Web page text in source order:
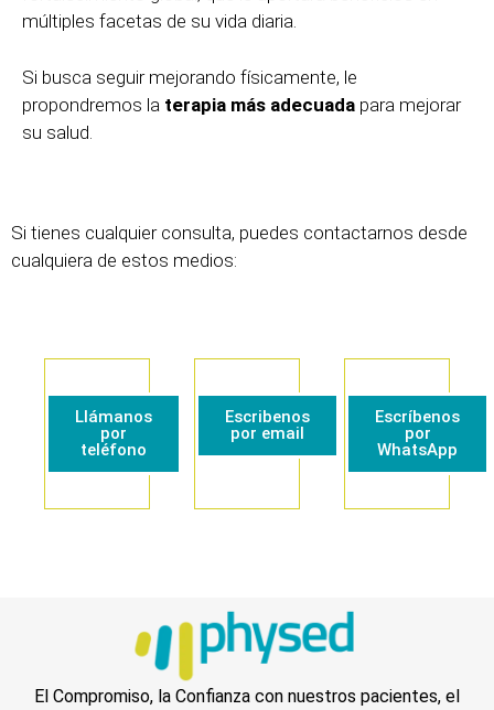
múltiples facetas de su vida diaria.
Si busca seguir mejorando físicamente, le
propondremos la terapia más adecuada para mejorar
su salud.
Si tienes cualquier consulta, puedes contactarnos desde
cualquiera de estos medios:
Llámanos
por
teléfono
Escribenos
por email
Escríbenos
por
WhatsApp
El Compromiso, la Confianza con nuestros pacientes, el